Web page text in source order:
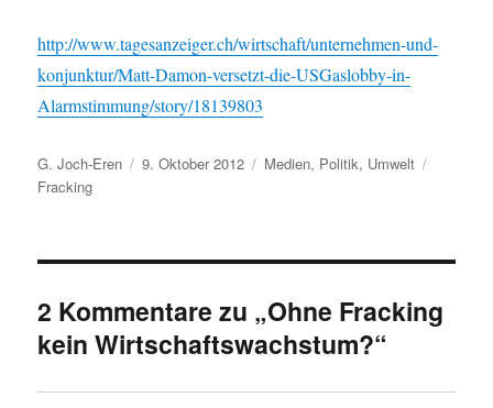
http://www.tagesanzeiger.ch/wirtschaft/unternehmen-und-
konjunktur/Matt-Damon-versetzt-die-USGaslobby-in-
Alarmstimmung/story/18139803
Autor
G. Joch-Eren
Veröffentlicht
9. Oktober 2012 Kategorien
Medien, Politik, Umwelt
Fracking
2 Kommentare zu „Ohne Fracking
kein Wirtschaftswachstum?“